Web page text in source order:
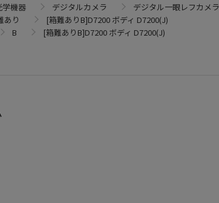
学機器 デジタルカメラ デジタル一眼レフカメラ
あり
[箱難ありB]D7200 ボディ D7200(J)
B [箱難ありB]D7200 ボディ D7200(J)